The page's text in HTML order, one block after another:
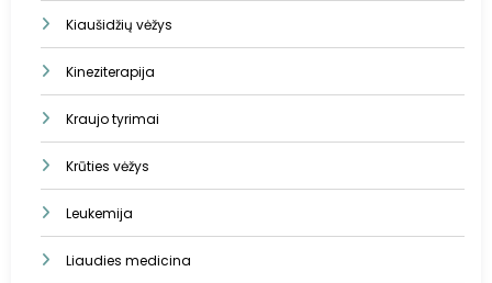
Kiaušidžių vėžys
Kineziterapija
Kraujo tyrimai
Krūties vėžys
Leukemija
Liaudies medicina